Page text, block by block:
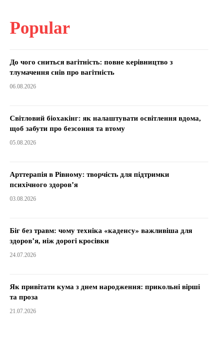
Popular
До чого сниться вагітність: повне керівництво з
тлумачення снів про вагітність
06.08.2026
Світловий біохакінг: як налаштувати освітлення вдома,
щоб забути про безсоння та втому
05.08.2026
Арттерапія в Рівному: творчість для підтримки
психічного здоров’я
03.08.2026
Біг без травм: чому техніка «каденсу» важливіша для
здоров’я, ніж дорогі кросівки
24.07.2026
Як привітати кума з днем народження: прикольні вірші
та проза
21.07.2026